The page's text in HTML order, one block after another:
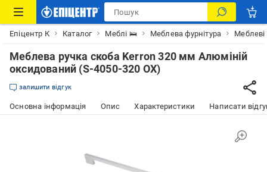
Епіцентр К Каталог Меблі 🛌 Меблева фурнітура Меблеві
Меблева ручка скоба Kerron 320 мм Алюміній
оксидований (S-4050-320 OX)
залишити відгук
Основна інформація Опис Характеристики Написати